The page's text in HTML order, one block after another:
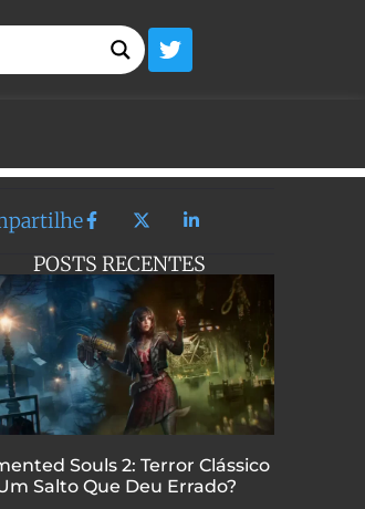
POSTS RECENTES
Souls 2: Terror Clássico
Salto Que Deu Errado?